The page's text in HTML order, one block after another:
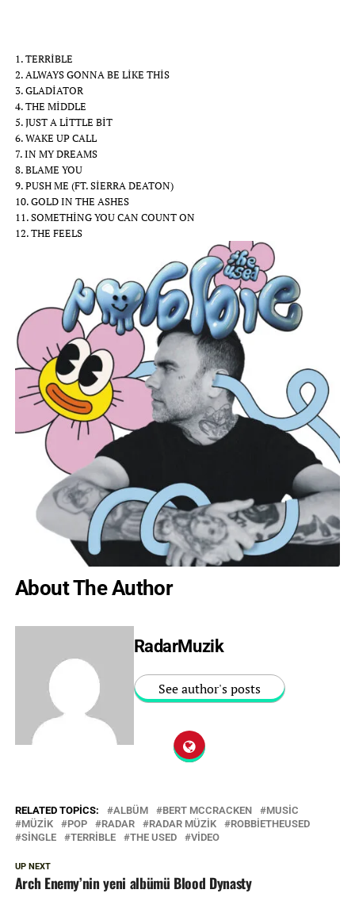
1. TERRIBLE
2. ALWAYS GONNA BE LIKE THIS
3. GLADIATOR
4. THE MIDDLE
5. JUST A LITTLE BIT
6. WAKE UP CALL
7. IN MY DREAMS
8. BLAME YOU
9. PUSH ME (FT. SIERRA DEATON)
10. GOLD IN THE ASHES
11. SOMETHING YOU CAN COUNT ON
12. THE FEELS
About The Author
RadarMuzik
See author's posts
RELATED TOPICS: ALBÜM BERT MCCRACKEN
MUSIC
MÜZIK
POP RADAR RADAR MÜZIK
ROBBIETHEUSED
SINGLE
TERRIBLE THE USED VIDEO
UP NEXT
Arch Enemy’nin yeni albümü Blood Dynasty